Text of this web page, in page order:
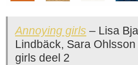
Annoying girls – Lisa
Lindbäck, Sara
girls deel 2